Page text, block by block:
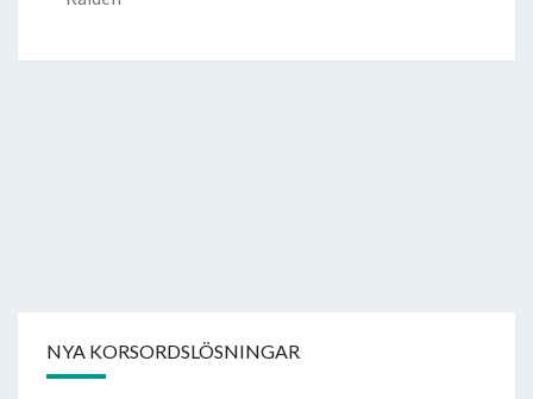
NYA KORSORDSLÖSNINGAR